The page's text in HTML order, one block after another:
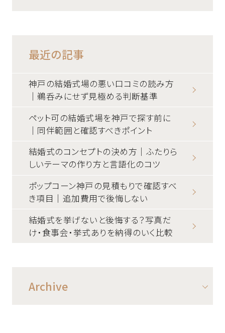
最近の記事
神戸の結婚式場の悪い口コミの読み方
｜鵜呑みにせず見極める判断基準
ペット可の結婚式場を神戸で探す前に
｜同伴範囲と確認すべきポイント
結婚式のコンセプトの決め方｜ふたりら
しいテーマの作り方と言語化のコツ
ポップコーン神戸の見積もりで確認すべ
き項目｜追加費用で後悔しない
結婚式を挙げないと後悔する？写真だ
け・食事会・挙式ありを納得のいく比較
Archive